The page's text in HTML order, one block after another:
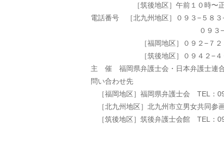
［筑後地区］午前１０時〜正
電話番号 ［北九州地区］０９３−５８３
０９３−５８３−
［福岡地区］０９２−７２４−
［筑後地区］０９４２−４６−
主 催 福岡県弁護士会・日本弁護士連
問い合わせ先
［福岡地区］福岡県弁護士会 TEL：
［北九州地区］北九州市立男女共同参
［筑後地区］筑後弁護士会館 TEL：